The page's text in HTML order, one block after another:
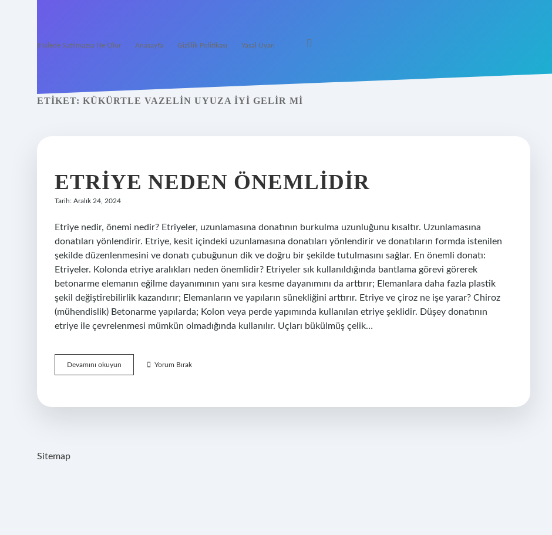
İHalede Satılmazsa Ne Olur Anasayfa Gizlilik Politikası Yasal Uyarı
ETIKET: KÜKÜRTLE VAZELIN UYUZA IYI GELIR MI
ETRIYE NEDEN ÖNEMLIDIR
Tarih: Aralık 24, 2024
Etriye nedir, önemi nedir? Etriyeler, uzunlamasına donatının burkulma uzunluğunu kısaltır. Uzunlamasına
donatıları yönlendirir. Etriye, kesit içindeki uzunlamasına donatıları yönlendirir ve donatıların formda istenilen
şekilde düzenlenmesini ve donatı çubuğunun dik ve doğru bir şekilde tutulmasını sağlar. En önemli donatı:
Etriyeler. Kolonda etriye aralıkları neden önemlidir? Etriyeler sık ​​kullanıldığında bantlama görevi görerek
betonarme elemanın eğilme dayanımının yanı sıra kesme dayanımını da arttırır; Elemanlara daha fazla plastik
şekil değiştirebilirlik kazandırır; Elemanların ve yapıların sünekliğini arttırır. Etriye ve çiroz ne işe yarar? Chiroz
(mühendislik) Betonarme yapılarda; Kolon veya perde yapımında kullanılan etriye şeklidir. Düşey donatının
etriye ile çevrelenmesi mümkün olmadığında kullanılır. Uçları bükülmüş çelik…
Devamını okuyun
Neden
Yorum Bırak
Sitemap